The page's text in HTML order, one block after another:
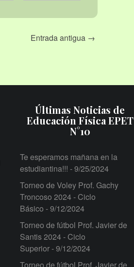
Entrada antigua →
Últimas Noticias de
Educación Física EPET
N°10
Te esperamos mañana en la
estudiantina!!! - 9/25/2024
Torneo de Voley Prof. Gachy
Troncoso 2024 - Ciclo
Básico - 9/12/2024
Torneo de fútbol Prof. Javier de
Santis 2024 - Ciclo
Superior- 9/12/2024